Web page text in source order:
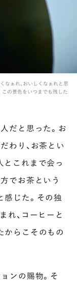
なぁれ、おいしくなぁれと思
この景色をいつまでも残した
だと思った。お
わり、お茶とい
とこれまで会っ
でお茶という
じた。その独
れ、コーヒーと
からこそのもの
ンの賜物。そ